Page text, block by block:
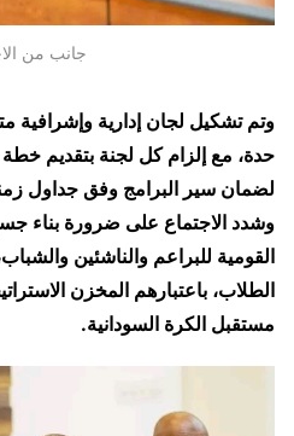
جانب من
وتم تشكيل لجان إدارية
حدة، مع إلزام كل لجنة بتقديم
لضمان سير البرامج وفق جداول
وشدد الاجتماع على ضرورة بناء
القومية للبراعم والناشئين
الطلاب، باعتبارهم المخزن
مستقبل الكرة السودانية.